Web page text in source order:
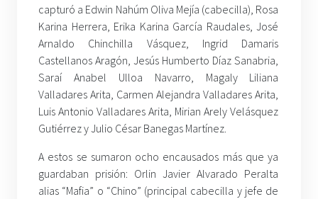
capturó a Edwin Nahúm Oliva Mejía (cabecilla), Rosa
Karina Herrera, Erika Karina García Raudales, José
Arnaldo Chinchilla Vásquez, Ingrid Damaris
Castellanos Aragón, Jesús Humberto Díaz Sanabria,
Saraí Anabel Ulloa Navarro, Magaly Liliana
Valladares Arita, Carmen Alejandra Valladares Arita,
Luis Antonio Valladares Arita, Mirian Arely Velásquez
Gutiérrez y Julio César Banegas Martínez.
A estos se sumaron ocho encausados más que ya
guardaban prisión: Orlin Javier Alvarado Peralta
alias “Mafia” o “Chino” (principal cabecilla y jefe de